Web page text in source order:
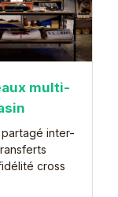
multi-
inter-
cross